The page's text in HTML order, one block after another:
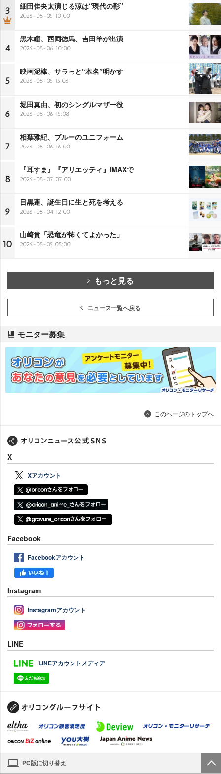
3 細田佳央太演じる涼は“現代の彰”
2026-08-05 10:00
4
黒木瞳、西岡徳馬、吉田羊が出演
2026-08-06 10:00
5
映画泥棒、サラっと“本名”明かす
2026-08-05 15:06
6
堀田真由、初のシングルマザー役
2026-08-06 15:08
7
相葉雅紀、ブルーのユニフォーム
2026-08-06 16:00
8
『耳すま』『アリエッティ』IMAXで
2026-08-07 07:00
9
目黒蓮、誕生日に生と死を考える
2026-08-04 12:00
10
山崎貴「恐竜が怖くてよかった」
2026-08-05 08:00
もっと見る
ニュース一覧へ戻る
モニター募集
このページのトップへ
X
Xアカウント
Facebook
Facebookアカウント
Instagram
Instagramアカウント
LINE
LINEアカウントメディア
PC版に切り替え